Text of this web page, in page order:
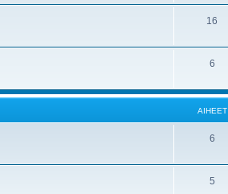
16
6
AIHEET
6
5